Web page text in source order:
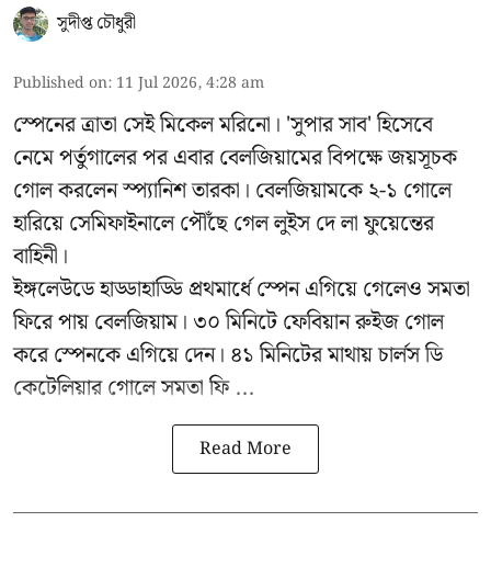
সুদীপ্ত চৌধুরী
Published on: 11 Jul 2026, 4:28 am
স্পেনের ত্রাতা সেই মিকেল মরিনো। 'সুপার সাব' হিসেবে
নেমে পর্তুগালের পর এবার বেলজিয়ামের বিপক্ষে জয়সূচক
গোল করলেন স্প্যানিশ তারকা। বেলজিয়ামকে ২-১ গোলে
হারিয়ে সেমিফাইনালে পৌঁছে গেল লুইস দে লা ফুয়েন্তের
বাহিনী।
ইঙ্গলেউডে হাড্ডাহাড্ডি প্রথমার্ধে স্পেন এগিয়ে গেলেও সমতা
ফিরে পায় বেলজিয়াম। ৩০ মিনিটে ফেবিয়ান রুইজ গোল
করে স্পেনকে এগিয়ে দেন। ৪১ মিনিটের মাথায় চার্লস ডি
কেটেলিয়ার গোলে সমতা ফি ...
Read More